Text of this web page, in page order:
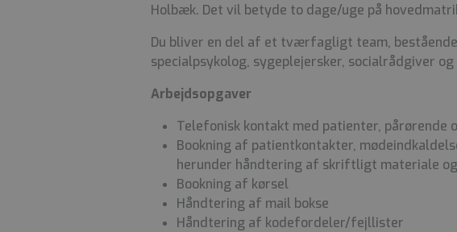
Holbæk. Det vil betyde to dage/uge på
Du bliver en del af et tværfagligt team,
specialpsykolog, sygeplejersker, socialrådgiver
Arbejdsopgaver
Telefonisk kontakt med patienter, pårørende
Bookning af patientkontakter,
herunder håndtering af skriftligt materiale
Bookning af kørsel
Håndtering af mail bokse
Håndtering af kodefordeler/fejllister